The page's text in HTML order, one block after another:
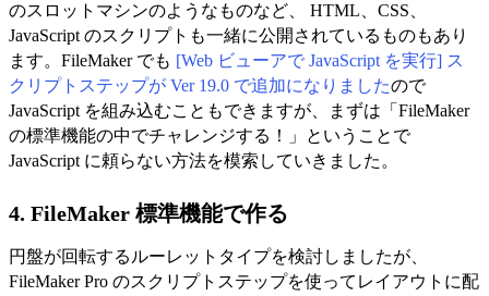
のスロットマシンのようなものなど、 HTML、CSS、
JavaScript のスクリプトも一緒に公開されているものもあり
ます。FileMaker でも [Web ビューアで JavaScript を実行] ス
クリプトステップが Ver 19.0 で追加になりましたので
JavaScript を組み込むこともできますが、まずは「FileMaker
の標準機能の中でチャレンジする！」ということで
JavaScript に頼らない方法を模索していきました。
4. FileMaker 標準機能で作る
円盤が回転するルーレットタイプを検討しましたが、
FileMaker Pro のスクリプトステップを使ってレイアウトに配